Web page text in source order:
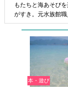
もたちと海あそび
がすき。元水族館
本・遊び